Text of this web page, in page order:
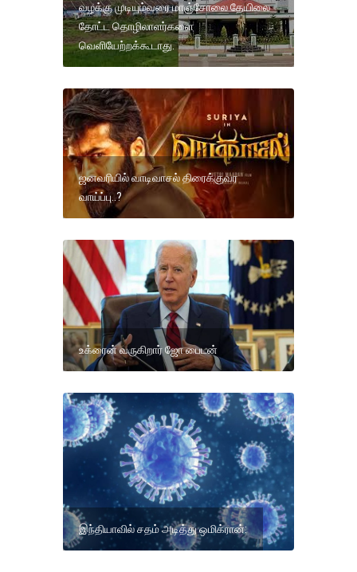
வழக்கு முடியும்வரை மாஞ்சோலை தேயிலை
தோட்ட தொழிலாளர்களை
வெளியேற்றக்கூடாது.
ஜனவரியில் வாடிவாசல் திரைக்குவர
வாய்ப்பு..?
உக்ரைன் வருகிறார் ஜோ பைடன்
இந்தியாவில் சதம் அடித்து ஒமிக்ரான்: